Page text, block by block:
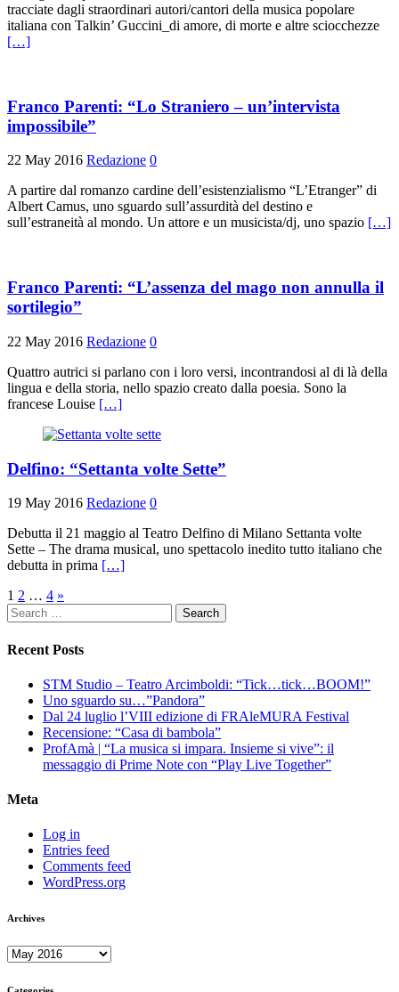
tracciate dagli straordinari autori/cantori della musica popolare
italiana con Talkin’ Guccini_di amore, di morte e altre sciocchezze
[…]
Franco Parenti: “Lo Straniero – un’intervista
impossibile”
22 May 2016 Redazione 0
A partire dal romanzo cardine dell’esistenzialismo “L’Etranger” di
Albert Camus, uno sguardo sull’assurdità del destino e
sull’estraneità al mondo. Un attore e un musicista/dj, uno spazio […]
Franco Parenti: “L’assenza del mago non annulla il
sortilegio”
22 May 2016 Redazione 0
Quattro autrici si parlano con i loro versi, incontrandosi al di là della
lingua e della storia, nello spazio creato dalla poesia. Sono la
francese Louise […]
Delfino: “Settanta volte Sette”
19 May 2016 Redazione 0
Debutta il 21 maggio al Teatro Delfino di Milano Settanta volte
Sette – The drama musical, uno spettacolo inedito tutto italiano che
debutta in prima […]
Posts
navigation
1 2 … 4 »
Search
for:
Recent Posts
STM Studio – Teatro Arcimboldi: “Tick…tick…BOOM!”
Uno sguardo su…”Pandora”
Dal 24 luglio l’VIII edizione di FRAleMURA Festival
Recensione: “Casa di bambola”
ProfAmà | “La musica si impara. Insieme si vive”: il
messaggio di Prime Note con “Play Live Together”
Meta
Log in
Entries feed
Comments feed
WordPress.org
Archives
Archives